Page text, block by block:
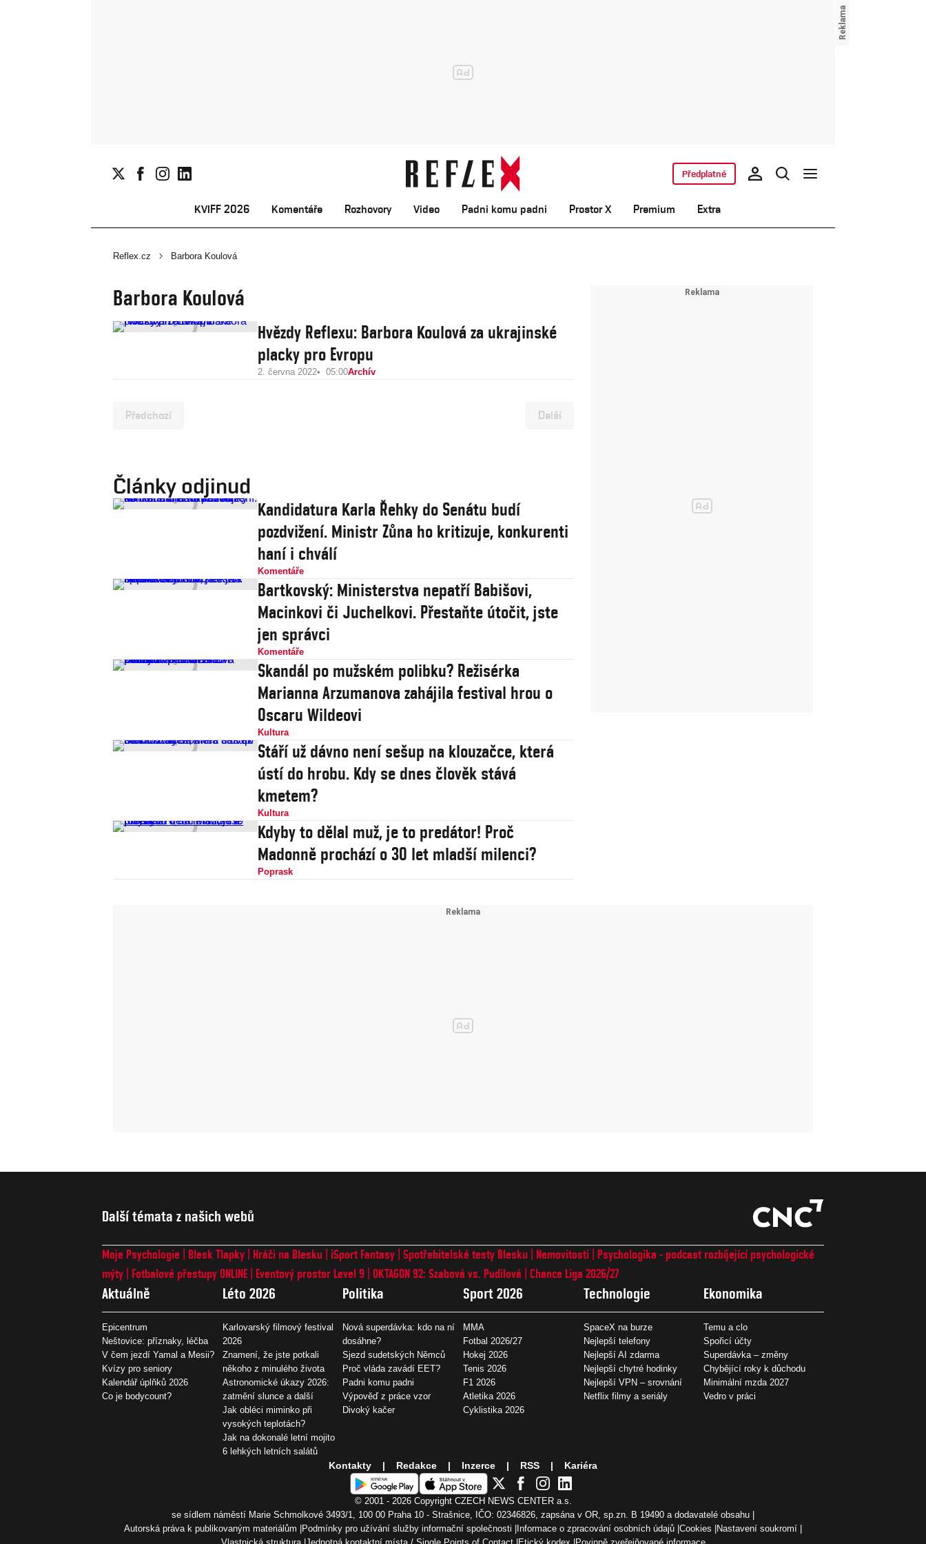
KVIFF 2026 Komentáře Rozhovory Video Padni komu padni Prostor X Premium Extra
Předplatné
Reflex.cz Barbora Koulová
Barbora Koulová
Hvězdy Reflexu: Barbora Koulová za ukrajinské
placky pro Evropu
2. června 2022 05:00Archív
Předchozí Další
Články odjinud
Kandidatura Karla Řehky do Senátu budí
pozdvižení. Ministr Zůna ho kritizuje, konkurenti
haní i chválí
Komentáře
Bartkovský: Ministerstva nepatří Babišovi,
Macinkovi či Juchelkovi. Přestaňte útočit, jste
jen správci
Komentáře
Skandál po mužském polibku? Režisérka
Marianna Arzumanova zahájila festival hrou o
Oscaru Wildeovi
Kultura
Stáří už dávno není sešup na klouzačce, která
ústí do hrobu. Kdy se dnes člověk stává
kmetem?
Kultura
Kdyby to dělal muž, je to predátor! Proč
Madonně prochází o 30 let mladší milenci?
Poprask
Další témata z našich webů
Moje Psychologie Blesk Tlapky Hráči na Blesku iSport Fantasy Spotřebitelské testy Blesku Nemovitosti
Psychologika - podcast rozbíjející psychologické
mýty
Fotbalové přestupy ONLINE Eventový prostor Level 9 OKTAGON 92: Szabová vs. Pudilová Chance Liga 2026/27
Aktuálně
Epicentrum
Neštovice: příznaky, léčba
V čem jezdí Yamal a Mesii?
Kvízy pro seniory
Kalendář úplňků 2026
Co je bodycount?
Léto 2026
Karlovarský filmový festival
2026
Znamení, že jste potkali
někoho z minulého života
Astronomické úkazy 2026:
zatmění slunce a další
Jak obléci miminko při
vysokých teplotách?
Jak na dokonalé letní mojito
6 lehkých letních salátů
Politika
Nová superdávka: kdo na ní
dosáhne?
Sjezd sudetských Němců
Proč vláda zavádí EET?
Padni komu padni
Výpověď z práce vzor
Divoký kačer
Sport 2026
MMA
Fotbal 2026/27
Hokej 2026
Tenis 2026
F1 2026
Atletika 2026
Cyklistika 2026
Technologie
SpaceX na burze
Nejlepší telefony
Nejlepší AI zdarma
Nejlepší chytré hodinky
Nejlepší VPN – srovnání
Netflix filmy a seriály
Ekonomika
Temu a clo
Spořicí účty
Superdávka – změny
Chybějící roky k důchodu
Minimální mzda 2027
Vedro v práci
Kontakty Redakce Inzerce RSS Kariéra
© 2001 - 2026 Copyright CZECH NEWS CENTER a.s.
se sídlem náměstí Marie Schmolkové 3493/1, 100 00 Praha 10 - Strašnice, IČO: 02346826, zapsána v OR, sp.zn. B 19490 a dodavatelé obsahu
Autorská práva k publikovaným materiálům
Podmínky pro užívání služby informační společnosti Informace o zpracování osobních údajů Cookies
Nastavení soukromí